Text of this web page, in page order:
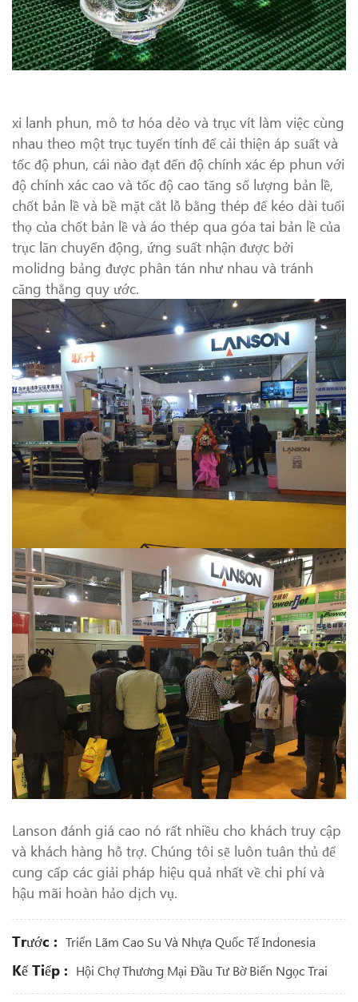
xi lanh phun, mô tơ hóa dẻo và trục vít làm việc cùng
nhau theo một trục tuyến tính để cải thiện áp suất và
tốc độ phun, cái nào đạt đến độ chính xác ép phun với
độ chính xác cao và tốc độ cao tăng số lượng bản lề,
chốt bản lề và bề mặt cắt lỗ bằng thép để kéo dài tuổi
thọ của chốt bản lề và áo thép qua góa tai bản lề của
trục lăn chuyển động, ứng suất nhận được bởi
molidng bảng được phân tán như nhau và tránh
căng thẳng quy ước.
Lanson đánh giá cao nó rất nhiều cho khách truy cập
và khách hàng hỗ trợ. Chúng tôi sẽ luôn tuân thủ để
cung cấp các giải pháp hiệu quả nhất về chi phí và
hậu mãi hoàn hảo dịch vụ.
Trước : Triển Lãm Cao Su Và Nhựa Quốc Tế Indonesia
Kế Tiếp : Hội Chợ Thương Mại Đầu Tư Bờ Biển Ngọc Trai